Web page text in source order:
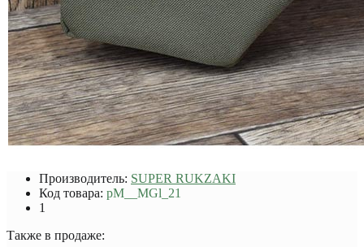
Производитель: SUPER RUKZAKI
Код товара: pM__MGl_21
1
Также в продаже: